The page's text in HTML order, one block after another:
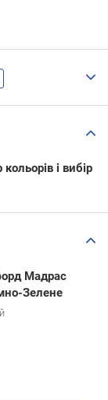
і вибір
Мадрас
Зелене